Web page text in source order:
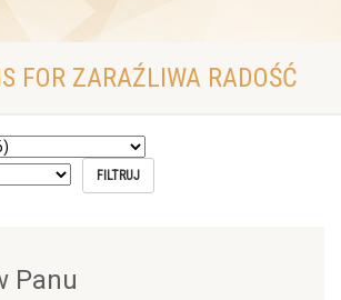
FOR ZARAŹLIWA RADOŚĆ
Panu